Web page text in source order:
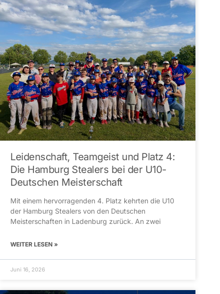
Leidenschaft, Teamgeist und Platz 4:
Die Hamburg Stealers bei der U10-
Deutschen Meisterschaft
Mit einem hervorragenden 4. Platz kehrten die U10
der Hamburg Stealers von den Deutschen
Meisterschaften in Ladenburg zurück. An zwei
WEITER LESEN »
Juni 16, 2026